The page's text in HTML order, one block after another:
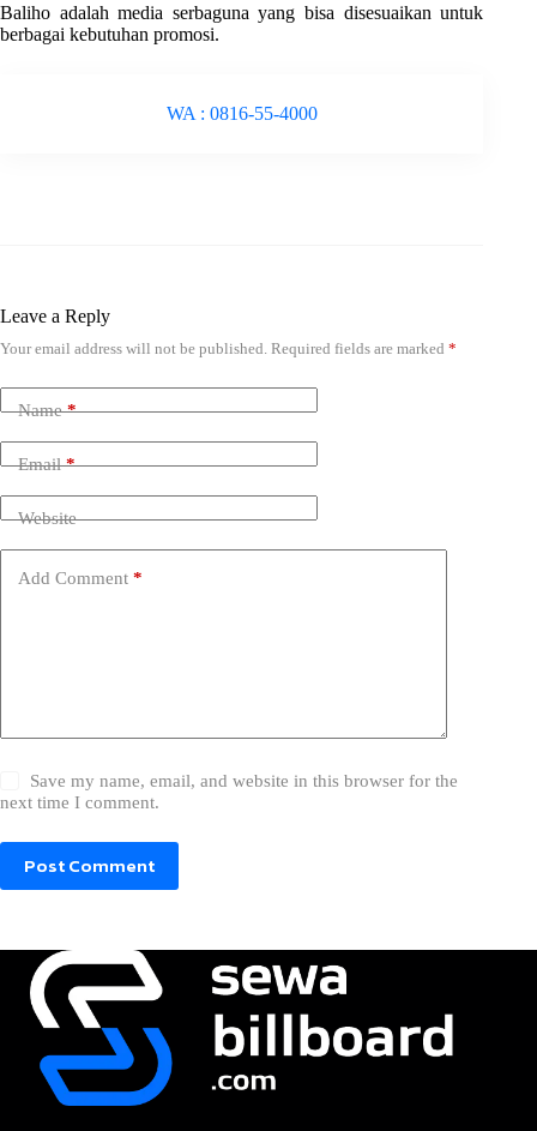
Baliho adalah media serbaguna yang bisa disesuaikan untuk
berbagai kebutuhan promosi.
WA : 0816-55-4000
Leave a Reply
Your email address will not be published. Required fields are marked *
Name*
Email*
Website
Add Comment *
Save my name, email, and website in this browser for the
next time I comment.
Post Comment